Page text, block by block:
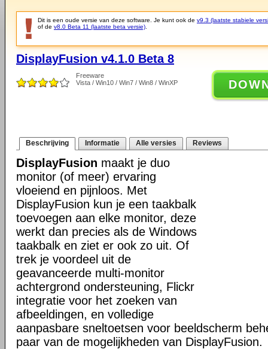
Dit is een oude versie van deze software. Je kunt ook de v9.3 (laatste stabiele
of de v8.0 Beta 11 (laatste beta versie)
DisplayFusion v4.1.0 Beta 8
Freeware
Vista / Win10 / Win7 / Win8 / WinXP
Beschrijving Informatie Alle versies Reviews
DisplayFusion maakt je duo
monitor (of meer) ervaring
vloeiend en pijnloos. Met
DisplayFusion kun je een taakbalk
toevoegen aan elke monitor, deze
werkt dan precies als de Windows
taakbalk en ziet er ook zo uit. Of
trek je voordeel uit de
geavanceerde multi-monitor
achtergrond ondersteuning, Flickr
integratie voor het zoeken van
afbeeldingen, en volledige
aanpasbare sneltoetsen voor beeldscherm
paar van de mogelijkheden van DisplayFusion.